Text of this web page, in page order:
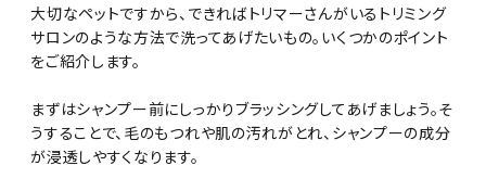
大切なペットですから、できればトリマーさんがいるトリミング
サロンのような方法で洗ってあげたいもの。いくつかのポイント
をご紹介します。
まずはシャンプー前にしっかりブラッシングしてあげましょう。そ
うすることで、毛のもつれや肌の汚れがとれ、シャンプーの成分
が浸透しやすくなります。